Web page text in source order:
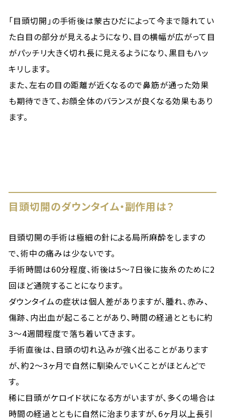
「目頭切開」の手術後は蒙古ひだによって今まで隠れてい
た白目の部分が見えるようになり、目の横幅が広がって目
がパッチリ大きく切れ長に見えるようになり、黒目もハッ
キリします。
また、左右の目の距離が近くなるので鼻筋が通った効果
も期待できて、お顔全体のバランスが良くなる効果もあり
ます。
目頭切開のダウンタイム・副作用は？
目頭切開の手術は極細の針による局所麻酔をしますの
で、術中の痛みは少ないです。
手術時間は60分程度、術後は5〜7日後に抜糸のために2
回ほど通院することになります。
ダウンタイムの症状は個人差がありますが、腫れ、赤み、
傷跡、内出血が起こることがあり、時間の経過とともに約
3〜4週間程度で落ち着いてきます。
手術直後は、目頭の切れ込みが強く出ることがあります
が、約2〜3ヶ月で自然に馴染んでいくことがほとんどで
す。
稀に目頭がケロイド状になる方がいますが、多くの場合は
時間の経過とともに自然に治まりますが、6ヶ月以上長引